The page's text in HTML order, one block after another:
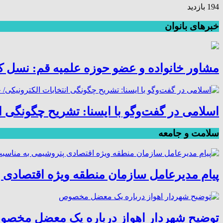
194 بازدید
خبرهای بانوان
مشاور خانواده و عضو حوزه علمیه قم: نسل
اسلامی در گفت‌وگو با ایسنا: تشریح
سلامت و جامعه
پیام مدیرعامل سازمان منطقه ویژه
توضیح شهردار اهواز درباره یک معضل